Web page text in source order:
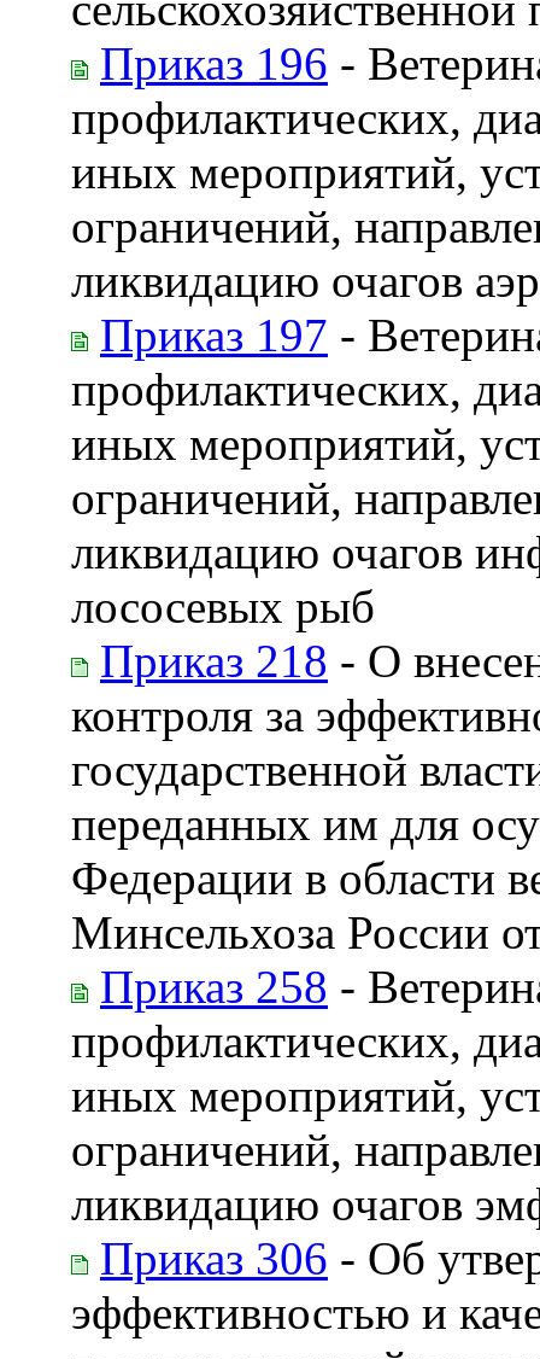
Приказ 196 -
профилактических,
иных мероприятий,
ограничений,
ликвидацию очагов
Приказ 197 -
профилактических,
иных мероприятий,
ограничений,
ликвидацию очагов
лососевых рыб
Приказ 218 - О
контроля за
государственной
переданных им для
Федерации в области
Минсельхоза России
Приказ 258 -
профилактических,
иных мероприятий,
ограничений,
ликвидацию очагов
Приказ 306 - Об
эффективностью и